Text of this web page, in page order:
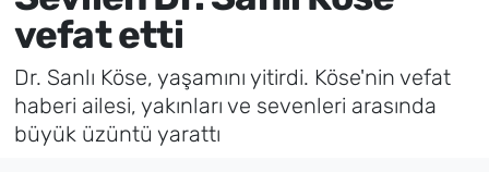
vefat etti
Dr. Sanlı Köse, yaşamını yitirdi. Köse'nin vefat
haberi ailesi, yakınları ve sevenleri arasında
büyük üzüntü yarattı
Spor
Magazin
Foto Galeri